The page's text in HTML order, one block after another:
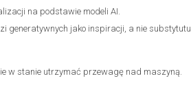
na podstawie modeli AI.
generatywnych jako inspiracji, a nie substytutu
w stanie utrzymać przewagę nad maszyną.